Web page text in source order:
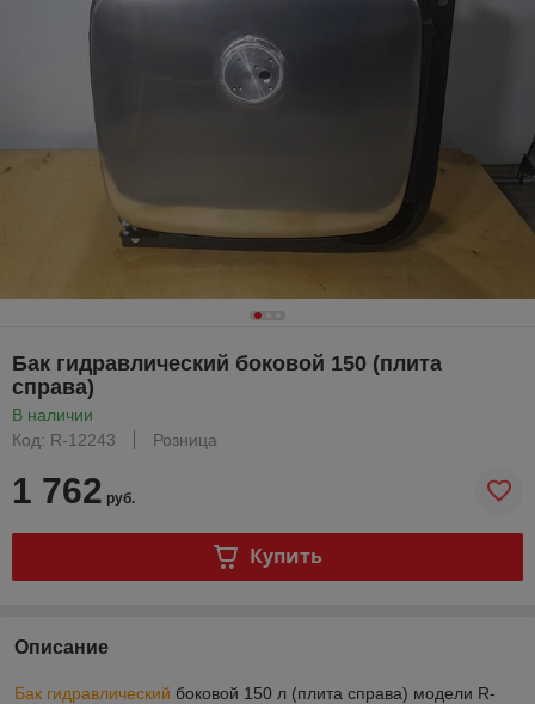
Бак гидравлический боковой 150 (плита
справа)
В наличии
Код: R-12243
Розница
1 762 руб.
Купить
Описание
Бак гидравлический боковой 150 л (плита справа) модели R-